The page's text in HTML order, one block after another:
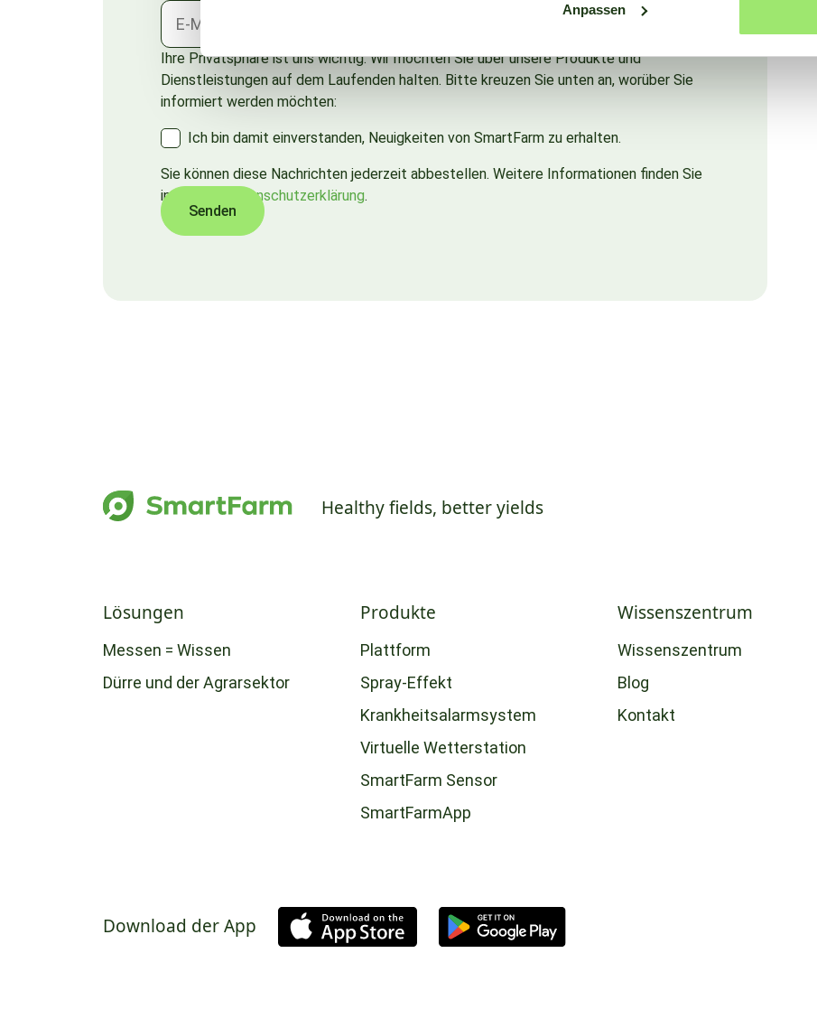
Anpassen
Ihre Privatsphäre ist uns wichtig. Wir möchten Sie über unsere Produkte und
Dienstleistungen auf dem Laufenden halten. Bitte kreuzen Sie unten an, worüber Sie
informiert werden möchten:
Ich bin damit einverstanden, Neuigkeiten von SmartFarm zu erhalten.
Sie können diese Nachrichten jederzeit abbestellen. Weitere Informationen finden Sie
in unserer
Datenschutzerklärung.
Healthy fields, better yields
Lösungen
Messen = Wissen
Dürre und der Agrarsektor
Produkte
Plattform
Spray-Effekt
Krankheitsalarmsystem
Virtuelle Wetterstation
SmartFarm Sensor
SmartFarmApp
Wissenszentrum
Wissenszentrum
Blog
Kontakt
Download der App